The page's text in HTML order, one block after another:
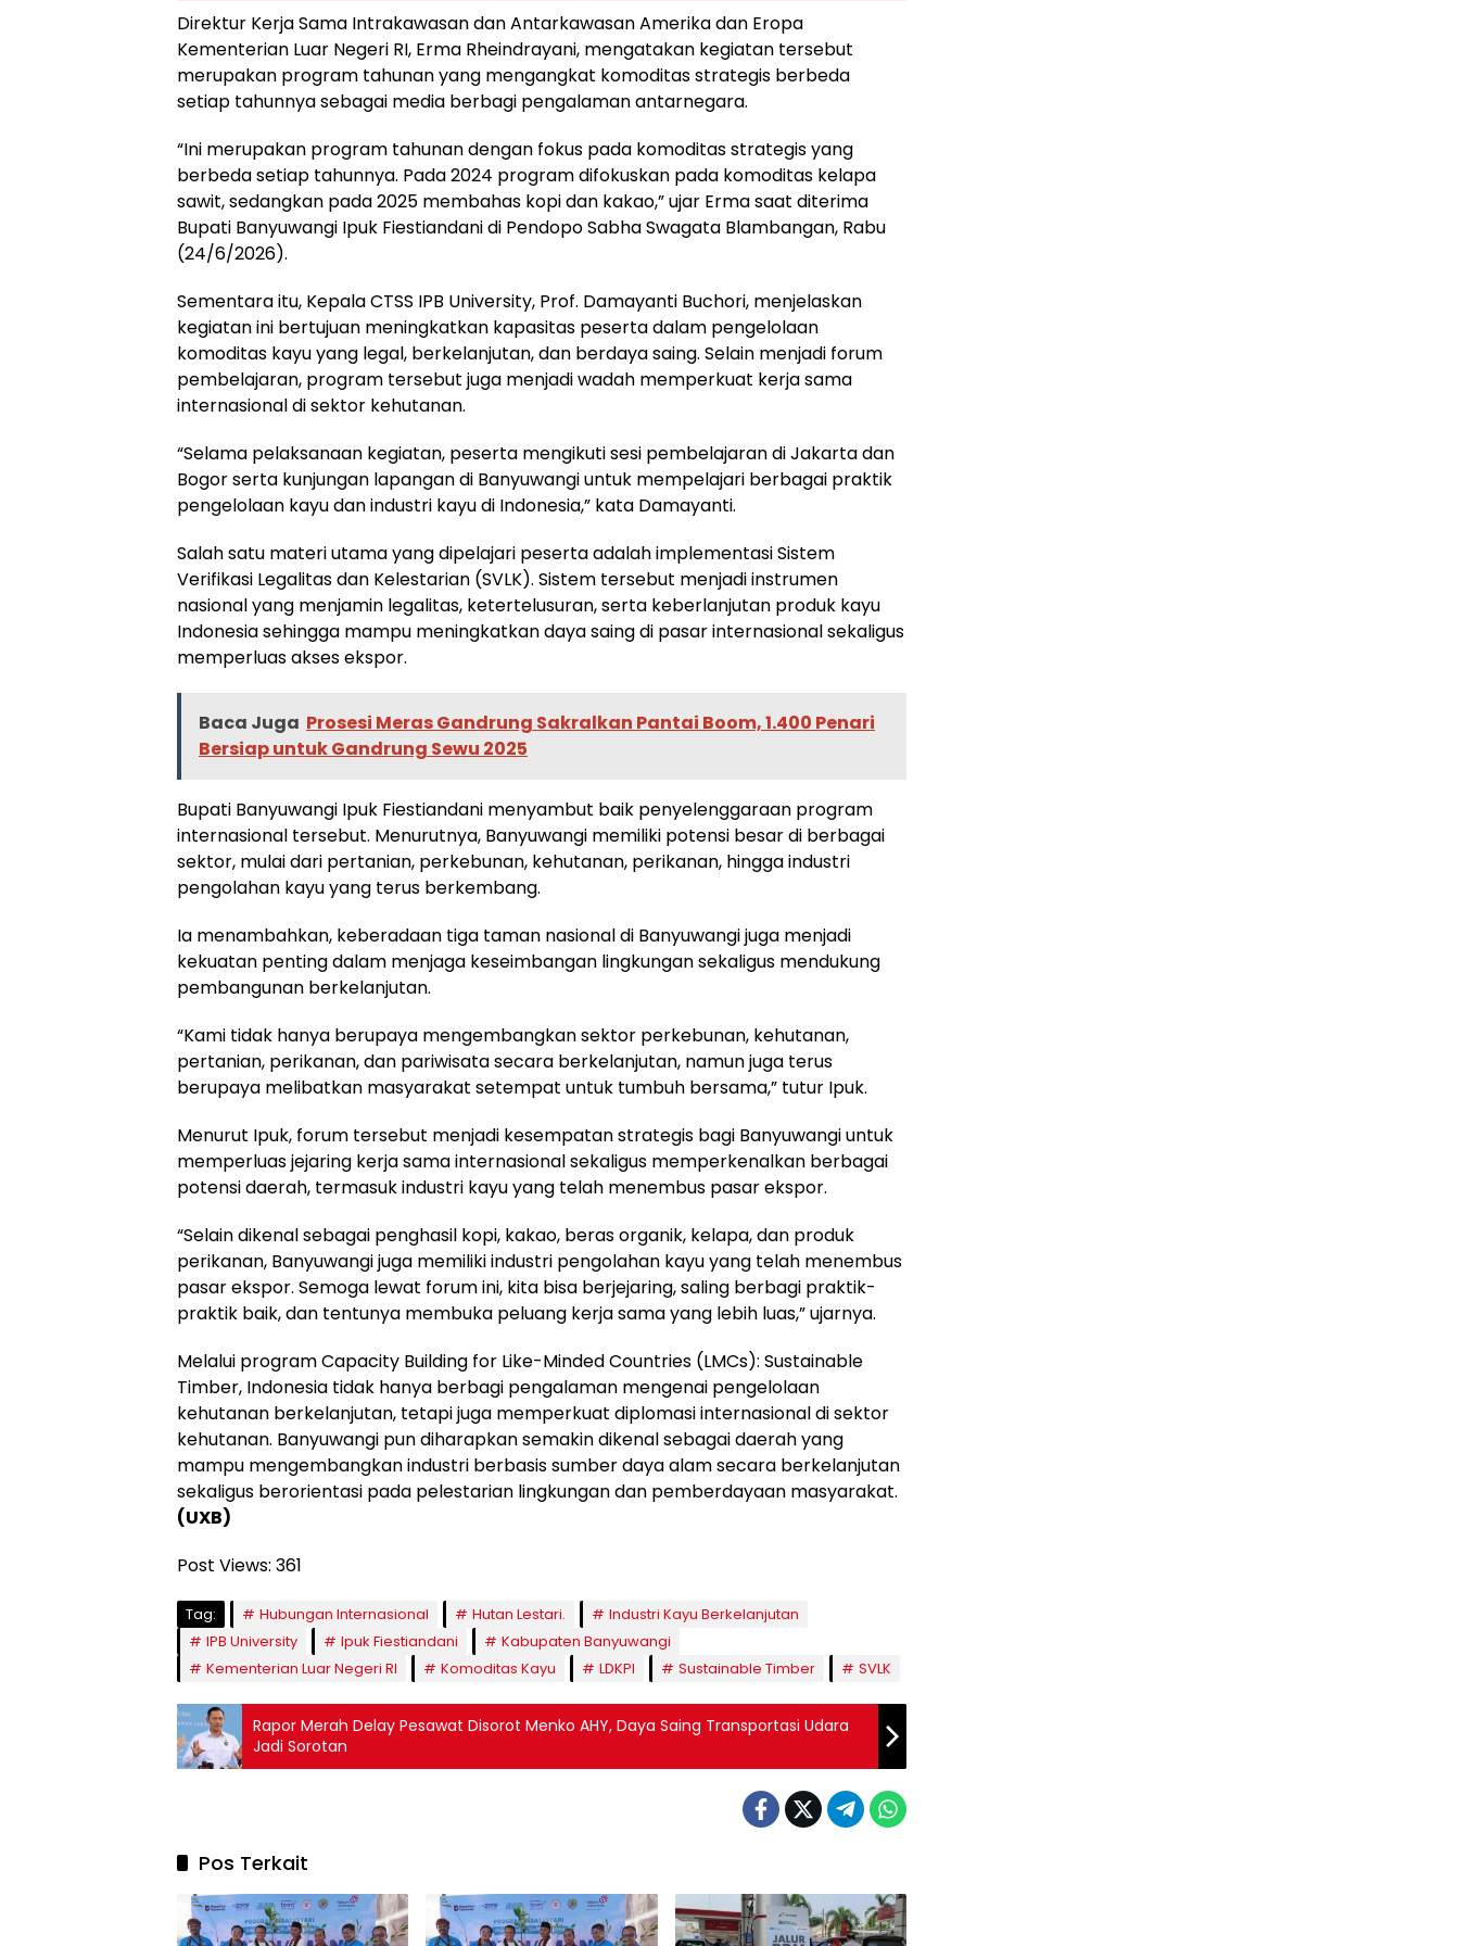
Direktur Kerja Sama Intrakawasan dan Antarkawasan Amerika dan Eropa
Kementerian Luar Negeri RI, Erma Rheindrayani, mengatakan kegiatan tersebut
merupakan program tahunan yang mengangkat komoditas strategis berbeda
setiap tahunnya sebagai media berbagi pengalaman antarnegara.
“Ini merupakan program tahunan dengan fokus pada komoditas strategis yang
berbeda setiap tahunnya. Pada 2024 program difokuskan pada komoditas kelapa
sawit, sedangkan pada 2025 membahas kopi dan kakao,” ujar Erma saat diterima
Bupati Banyuwangi Ipuk Fiestiandani di Pendopo Sabha Swagata Blambangan, Rabu
(24/6/2026).
Sementara itu, Kepala CTSS IPB University, Prof. Damayanti Buchori, menjelaskan
kegiatan ini bertujuan meningkatkan kapasitas peserta dalam pengelolaan
komoditas kayu yang legal, berkelanjutan, dan berdaya saing. Selain menjadi forum
pembelajaran, program tersebut juga menjadi wadah memperkuat kerja sama
internasional di sektor kehutanan.
“Selama pelaksanaan kegiatan, peserta mengikuti sesi pembelajaran di Jakarta dan
Bogor serta kunjungan lapangan di Banyuwangi untuk mempelajari berbagai praktik
pengelolaan kayu dan industri kayu di Indonesia,” kata Damayanti.
Salah satu materi utama yang dipelajari peserta adalah implementasi Sistem
Verifikasi Legalitas dan Kelestarian (SVLK). Sistem tersebut menjadi instrumen
nasional yang menjamin legalitas, ketertelusuran, serta keberlanjutan produk kayu
Indonesia sehingga mampu meningkatkan daya saing di pasar internasional sekaligus
memperluas akses ekspor.
Baca Juga Prosesi Meras Gandrung Sakralkan Pantai Boom, 1.400 Penari
Bersiap untuk Gandrung Sewu 2025
Bupati Banyuwangi Ipuk Fiestiandani menyambut baik penyelenggaraan program
internasional tersebut. Menurutnya, Banyuwangi memiliki potensi besar di berbagai
sektor, mulai dari pertanian, perkebunan, kehutanan, perikanan, hingga industri
pengolahan kayu yang terus berkembang.
Ia menambahkan, keberadaan tiga taman nasional di Banyuwangi juga menjadi
kekuatan penting dalam menjaga keseimbangan lingkungan sekaligus mendukung
pembangunan berkelanjutan.
“Kami tidak hanya berupaya mengembangkan sektor perkebunan, kehutanan,
pertanian, perikanan, dan pariwisata secara berkelanjutan, namun juga terus
berupaya melibatkan masyarakat setempat untuk tumbuh bersama,” tutur Ipuk.
Menurut Ipuk, forum tersebut menjadi kesempatan strategis bagi Banyuwangi untuk
memperluas jejaring kerja sama internasional sekaligus memperkenalkan berbagai
potensi daerah, termasuk industri kayu yang telah menembus pasar ekspor.
“Selain dikenal sebagai penghasil kopi, kakao, beras organik, kelapa, dan produk
perikanan, Banyuwangi juga memiliki industri pengolahan kayu yang telah menembus
pasar ekspor. Semoga lewat forum ini, kita bisa berjejaring, saling berbagi praktik-
praktik baik, dan tentunya membuka peluang kerja sama yang lebih luas,” ujarnya.
Melalui program Capacity Building for Like-Minded Countries (LMCs): Sustainable
Timber, Indonesia tidak hanya berbagi pengalaman mengenai pengelolaan
kehutanan berkelanjutan, tetapi juga memperkuat diplomasi internasional di sektor
kehutanan. Banyuwangi pun diharapkan semakin dikenal sebagai daerah yang
mampu mengembangkan industri berbasis sumber daya alam secara berkelanjutan
sekaligus berorientasi pada pelestarian lingkungan dan pemberdayaan masyarakat.
(UXB)
Post Views: 361
Tag: Hubungan Internasional Hutan Lestari.
Industri Kayu Berkelanjutan
IPB University
Ipuk Fiestiandani
Kabupaten Banyuwangi
Kementerian Luar Negeri RI
Komoditas Kayu LDKPI Sustainable Timber SVLK
Rapor Merah Delay Pesawat Disorot Menko AHY, Daya Saing Transportasi Udara
Jadi Sorotan
Pos Terkait